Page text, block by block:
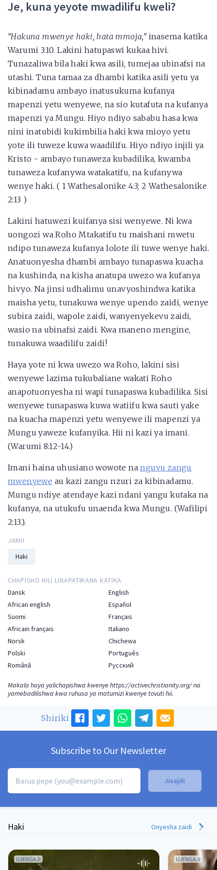
Je, kuna yeyote mwadilifu kweli?
“Hakuna mwenye haki, hata mmoja,”inasema katika
Warumi 3:10. Lakini hatupaswi kukaa hivi.
Tunazaliwa bila haki kwa asili, tumejaa ubinafsi na
utashi. Tuna tamaa za dhambi katika asili yetu ya
kibinadamu ambayo inatusukuma kufanya
mapenzi yetu wenyewe, na sio kutafuta na kufanya
mapenzi ya Mungu. Hiyo ndiyo sababu hasa kwa
nini inatubidi kukimbilia haki kwa mioyo yetu
yote ili tuweze kuwa waadilifu. Hiyo ndiyo injili ya
Kristo - ambayo tunaweza kubadilika, kwamba
tunaweza kufanywa watakatifu, na kufanywa
wenye haki. ( 1 Wathesalonike 4:3; 2 Wathesalonike
2:13 )
Lakini hatuwezi kuifanya sisi wenyewe. Ni kwa
uongozi wa Roho Mtakatifu tu maishani mwetu
ndipo tunaweza kufanya lolote ili tuwe wenye haki.
Anatuonyesha dhambi ambayo tunapaswa kuacha
na kushinda, na kisha anatupa uwezo wa kufanya
hivyo. Na jinsi udhalimu unavyoshindwa katika
maisha yetu, tunakuwa wenye upendo zaidi, wenye
subira zaidi, wapole zaidi, wanyenyekevu zaidi,
wasio na ubinafsi zaidi. Kwa maneno mengine,
tunakuwa waadilifu zaidi!
Haya yote ni kwa uwezo wa Roho, lakini sisi
wenyewe lazima tukubaliane wakati Roho
anapotuonyesha ni wapi tunapaswa kubadilika. Sisi
wenyewe tunapaswa kuwa watiifu kwa sauti yake
na kuacha mapenzi yetu wenyewe ili mapenzi ya
Mungu yaweze kufanyika. Hii ni kazi ya imani.
(Warumi 8:12-14.)
Imani haina uhusiano wowote nanguvu zangu
mwenyewe au kazi zangu nzuri za kibinadamu.
Mungu ndiye atendaye kazi ndani yangu kutaka na
kufanya, na utukufu unaenda kwa Mungu. (Wafilipi
2:13.).
JAMII
Haki
CHAPISHO HILI LINAPATIKANA KATIKA
Dansk
English
African english
Español
Suomi
Français
Africain français
Italiano
Norsk
Chichewa
Polski
Português
Română
Русский
Makala haya yalichapishwa kwenyehttps://activechristianity.org/na
yamebadilishwa kwa ruhusa ya matumizi kwenye tovuti hii.
Shiriki
Subscribe to Our Newsletter
Haki Onyesha zaidi
UJENGAJI UJENGAJI